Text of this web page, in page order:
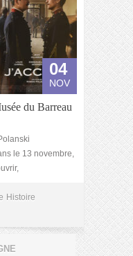
04
NOV
du Barreau
le 13 novembre,
Histoire